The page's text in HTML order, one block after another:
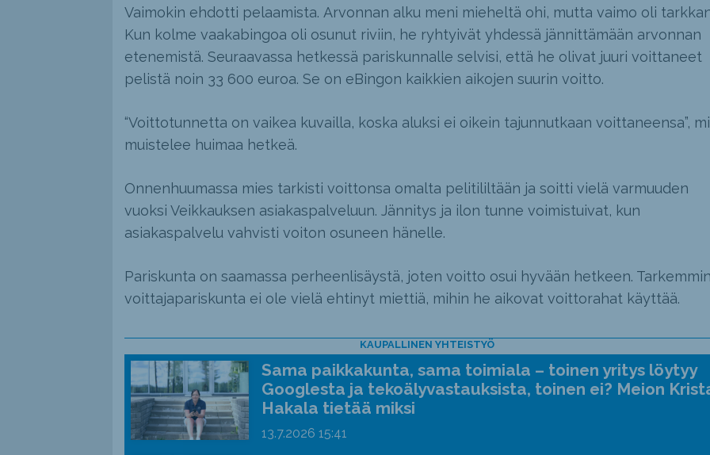
Vaimokin ehdotti pelaamista. Arvonnan alku meni mieheltä ohi, mutta vaimo oli
Kun kolme vaakabingoa oli osunut riviin, he ryhtyivät yhdessä jännittämään arvonnan
etenemistä. Seuraavassa hetkessä pariskunnalle selvisi, että he olivat juuri voittaneet
pelistä noin 33 600 euroa. Se on eBingon kaikkien aikojen suurin voitto.
“Voittotunnetta on vaikea kuvailla, koska aluksi ei oikein tajunnutkaan voittaneensa”,
muistelee huimaa hetkeä.
Onnenhuumassa mies tarkisti voittonsa omalta pelitililtään ja soitti vielä varmuuden
vuoksi Veikkauksen asiakaspalveluun. Jännitys ja ilon tunne voimistuivat, kun
asiakaspalvelu vahvisti voiton osuneen hänelle.
Pariskunta on saamassa perheenlisäystä, joten voitto osui hyvään hetkeen.
voittajapariskunta ei ole vielä ehtinyt miettiä, mihin he aikovat voittorahat käyttää.
KAUPALLINEN YHTEISTYÖ
Sama paikkakunta, sama toimiala – toinen yritys löytyy
Googlesta ja tekoälyvastauksista, toinen ei? Meion
Hakala tietää miksi
13.7.2026 15:41